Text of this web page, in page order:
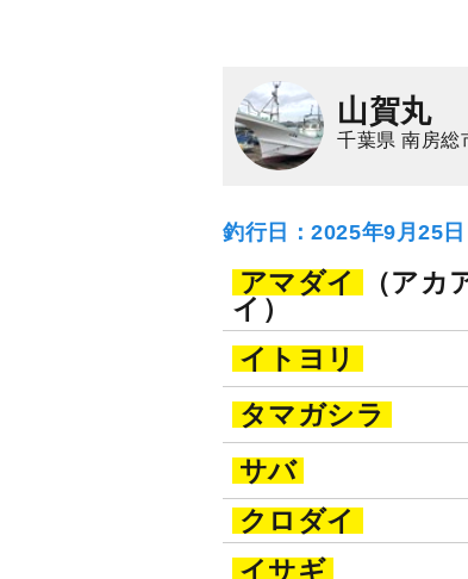
山賀丸
千葉県 南房総
釣行日：2025年9月25
アマダイ
（アカ
イ）
イトヨリ
タマガシラ
サバ
クロダイ
イサギ